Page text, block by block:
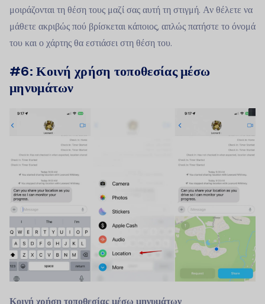
μοιράζονται τη θέση τους μαζί σας αυτή τη στιγμή. Αν θέλετε να
μάθετε ακριβώς πού βρίσκεται κάποιος, απλώς πατήστε το όνομά
του και ο χάρτης θα εστιάσει στη θέση του.
#6:Κοινή χρήση τοποθεσίας μέσω
μηνυμάτων
Κοινή χρήση τοποθεσίας μέσω μηνυμάτων